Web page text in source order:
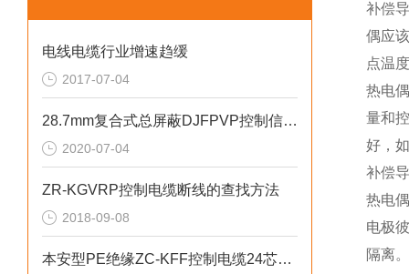
电线电缆行业增速趋缓
2017-07-04
28.7mm复合式总屏蔽DJFPVP控制信号电缆
2020-07-04
ZR-KGVRP控制电缆断线的查找方法
2018-09-08
本安型PE绝缘ZC-KFF控制电缆24芯绞合
补偿
偶应
点温
热电
量和
好，
补偿
热电
电极
隔离。